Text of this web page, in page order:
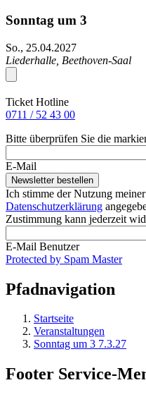
Sonntag um 3
So., 25.04.2027
Liederhalle, Beethoven-Saal
Ticket Hotline
0711 / 52 43 00
Bitte überprüfen Sie die
E-Mail
Ich stimme der Nutzung
Datenschutzerklärung
Zustimmung kann jederzeit
E-Mail Benutzer
Protected by Spam Master
Pfadnavigation
Startseite
Veranstaltungen
Sonntag um 3 7.3.27
Footer Service-